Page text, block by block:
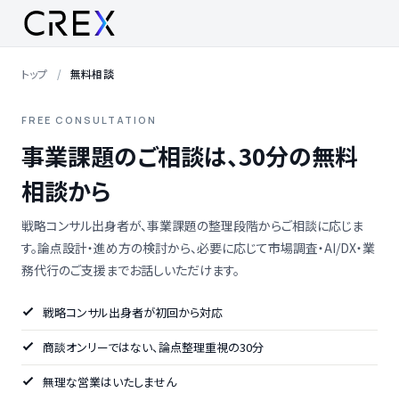
トップ 無料相談
FREE CONSULTATION
事業課題のご相談は、30分の無料
相談から
戦略コンサル出身者が、事業課題の整理段階からご相談に応じま
す。論点設計・進め方の検討から、必要に応じて市場調査・AI/DX・業
務代行のご支援までお話しいただけます。
戦略コンサル出身者が初回から対応
商談オンリーではない、論点整理重視の30分
無理な営業はいたしません